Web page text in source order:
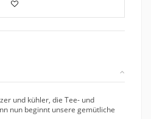
und kühler, die Tee- und
nun beginnt unsere gemütliche